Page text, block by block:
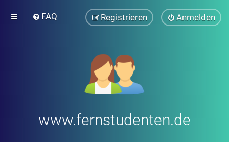
FAQ Anmelden
Registrieren
www.fernstudenten.de